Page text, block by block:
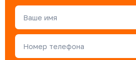
Ваше имя
Номер телефона